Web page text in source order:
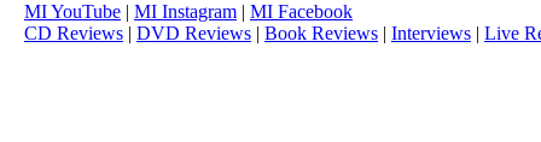
MI YouTube | MI Instagram | MI Facebook
CD Reviews | DVD Reviews | Book Reviews | Interviews | Live